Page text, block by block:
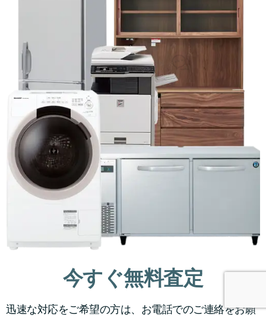
今すぐ無料査定
迅速な対応をご希望の方は、お電話でのご連絡をお願